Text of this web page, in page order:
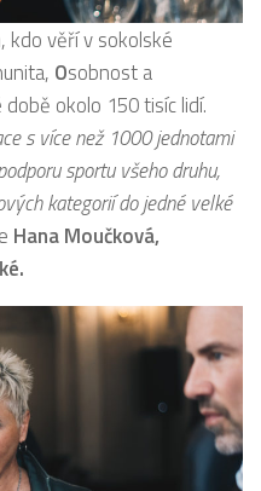
kdo věří v sokolské
Osobnost a
okolo 150 tisíc lidí.
s více než 1000 jednotami
sportu všeho druhu,
kategorií do jedné velké
Hana Moučková,